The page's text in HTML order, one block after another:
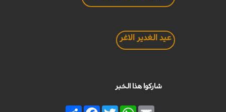
عيد الغدير الاغر
شاركوا هذا الخبر
Share
FacebookTwitter
WhatsAppEmail